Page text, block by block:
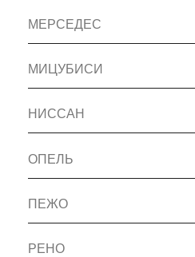
МЕРСЕДЕС
МИЦУБИСИ
НИССАН
ОПЕЛЬ
ПЕЖО
РЕНО